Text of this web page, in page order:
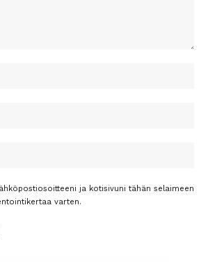
ja kotisivuni tähän selaimeen
varten.